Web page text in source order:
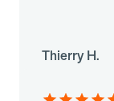
Thierry H.